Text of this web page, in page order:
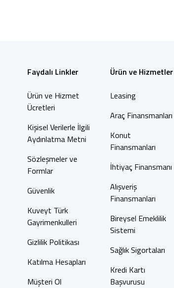
Faydalı Linkler
Ürün ve Hizmet
Ücretleri
Kişisel Verilerle İlgili
Aydınlatma Metni
Sözleşmeler ve
Formlar
Güvenlik
Kuveyt Türk
Gayrimenkulleri
Gizlilik Politikası
Katılma Hesapları
Müşteri Ol
Ürün ve Hizmetler
Leasing
Araç Finansmanları
Konut
Finansmanları
İhtiyaç Finansmanı
Alışveriş
Finansmanları
Bireysel Emeklilik
Sistemi
Sağlık Sigortaları
Kredi Kartı
Başvurusu